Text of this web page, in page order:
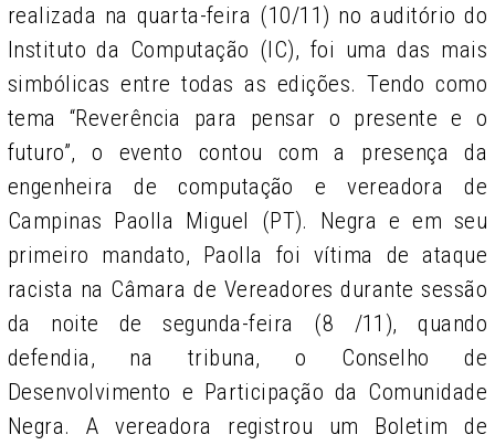
realizada na quarta-feira (10/11) no auditório do
Instituto da Computação (IC), foi uma das mais
simbólicas entre todas as edições. Tendo como
tema “Reverência para pensar o presente e o
futuro”, o evento contou com a presença da
engenheira de computação e vereadora de
Campinas Paolla Miguel (PT). Negra e em seu
primeiro mandato, Paolla foi vítima de ataque
racista na Câmara de Vereadores durante sessão
da noite de segunda-feira (8 /11), quando
defendia, na tribuna, o Conselho de
Desenvolvimento e Participação da Comunidade
Negra. A vereadora registrou um Boletim de